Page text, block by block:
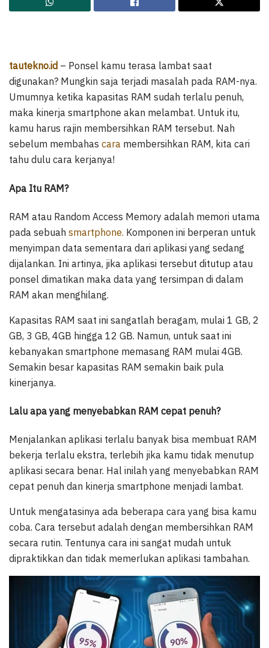
tautekno.id – Ponsel kamu terasa lambat saat
digunakan? Mungkin saja terjadi masalah pada RAM-nya.
Umumnya ketika kapasitas RAM sudah terlalu penuh,
maka kinerja smartphone akan melambat. Untuk itu,
kamu harus rajin membersihkan RAM tersebut. Nah
sebelum membahas cara membersihkan RAM, kita cari
tahu dulu cara kerjanya!
Apa Itu RAM?
RAM atau Random Access Memory adalah memori utama
pada sebuah smartphone. Komponen ini berperan untuk
menyimpan data sementara dari aplikasi yang sedang
dijalankan. Ini artinya, jika aplikasi tersebut ditutup atau
ponsel dimatikan maka data yang tersimpan di dalam
RAM akan menghilang.
Kapasitas RAM saat ini sangatlah beragam, mulai 1 GB, 2
GB, 3 GB, 4GB hingga 12 GB. Namun, untuk saat ini
kebanyakan smartphone memasang RAM mulai 4GB.
Semakin besar kapasitas RAM semakin baik pula
kinerjanya.
Lalu apa yang menyebabkan RAM cepat penuh?
Menjalankan aplikasi terlalu banyak bisa membuat RAM
bekerja terlalu ekstra, terlebih jika kamu tidak menutup
aplikasi secara benar. Hal inilah yang menyebabkan RAM
cepat penuh dan kinerja smartphone menjadi lambat.
Untuk mengatasinya ada beberapa cara yang bisa kamu
coba. Cara tersebut adalah dengan membersihkan RAM
secara rutin. Tentunya cara ini sangat mudah untuk
dipraktikkan dan tidak memerlukan aplikasi tambahan.